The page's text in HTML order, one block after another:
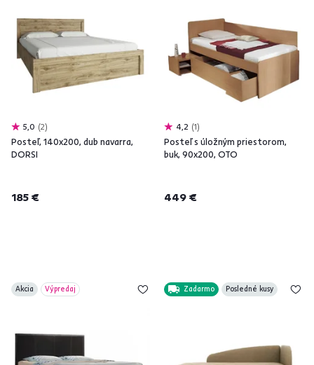
5,0 2
Posteľ, 140x200, dub navarra,
DORSI
185 €
4,2 1
Posteľ s úložným priestorom,
buk, 90x200, OTO
449 €
Akcia Výpredaj Zadarmo Posledné kusy